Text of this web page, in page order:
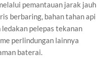
pemantauan jarak jauh
berbaring, bahan tahan api
pelepas tekanan
perlindungan lainnya
baterai.